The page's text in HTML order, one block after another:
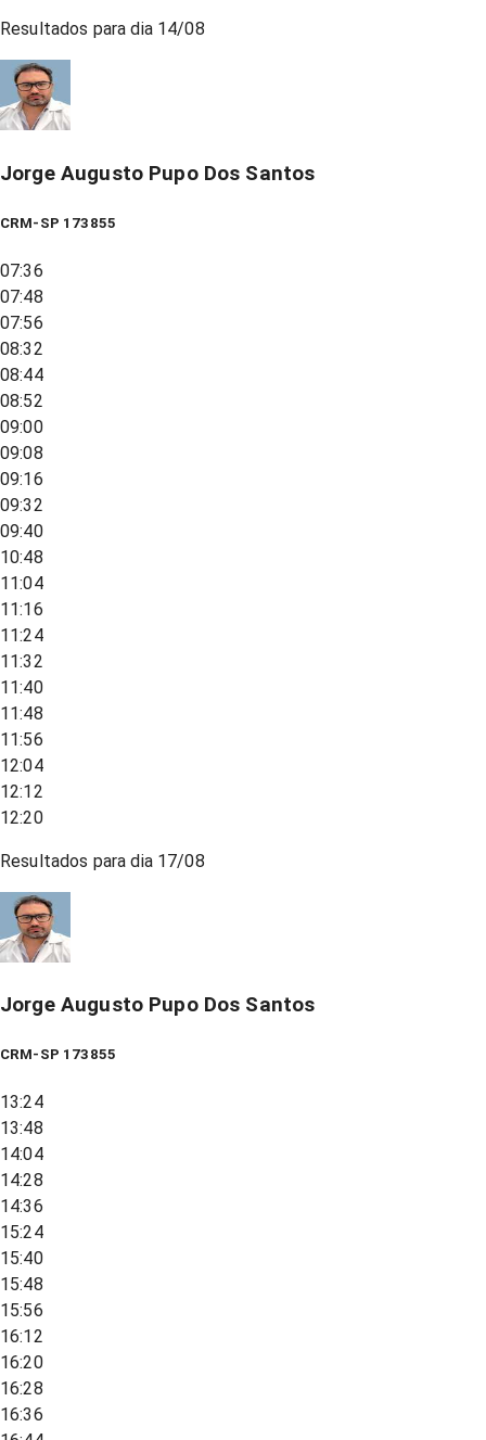
Resultados para dia 14/08
Jorge Augusto Pupo Dos Santos
CRM-SP 173855
07:36
07:48
07:56
08:32
08:44
08:52
09:00
09:08
09:16
09:32
09:40
10:48
11:04
11:16
11:24
11:32
11:40
11:48
11:56
12:04
12:12
12:20
Resultados para dia 17/08
Jorge Augusto Pupo Dos Santos
CRM-SP 173855
13:24
13:48
14:04
14:28
14:36
15:24
15:40
15:48
15:56
16:12
16:20
16:28
16:36